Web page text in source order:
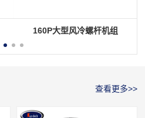
160P大型风冷螺杆机组
查看更多>>